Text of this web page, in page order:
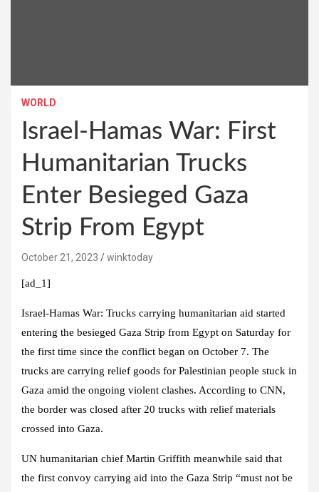
WORLD
Israel-Hamas War: First
Humanitarian Trucks
Enter Besieged Gaza
Strip From Egypt
October 21, 2023 winktoday
[ad_1]
Israel-Hamas War: Trucks carrying humanitarian aid started
entering the besieged Gaza Strip from Egypt on Saturday for
the first time since the conflict began on October 7. The
trucks are carrying relief goods for Palestinian people stuck in
Gaza amid the ongoing violent clashes. According to CNN,
the border was closed after 20 trucks with relief materials
crossed into Gaza.
UN humanitarian chief Martin Griffith meanwhile said that
the first convoy carrying aid into the Gaza Strip “must not be